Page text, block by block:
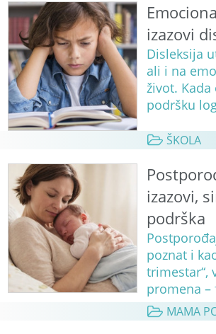
izazovi
Disleksija
ali i na
život.
podršku
ŠKOLA
izazovi,
podrška
poznat i
trimestar“,
promena –
MAMA